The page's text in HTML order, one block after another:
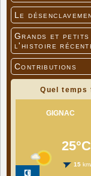
Le
Grands et petits
l'histoire
Contributions
Quel